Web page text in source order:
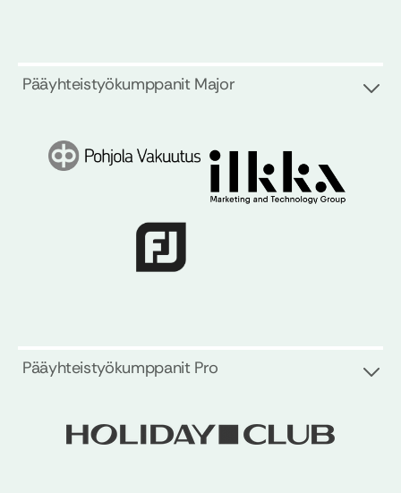
Pääyhteistyökumppanit Major
Pääyhteistyökumppanit Pro